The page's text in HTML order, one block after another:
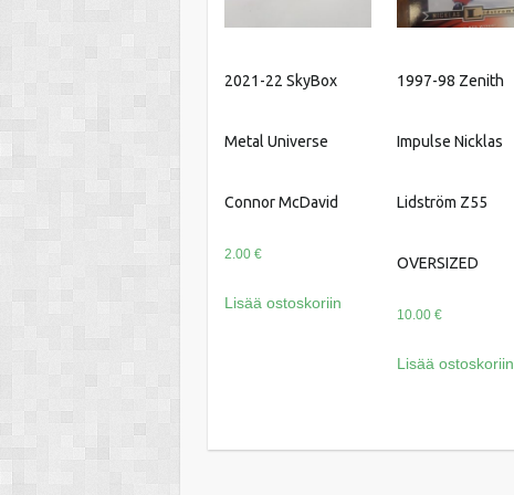
2021-22 SkyBox
Metal Universe
Connor McDavid
2.00 €
Lisää ostoskoriin
1997-98 Zenith
Impulse Nicklas
Lidström Z55
OVERSIZED
10.00€
Lisää ostoskoriin